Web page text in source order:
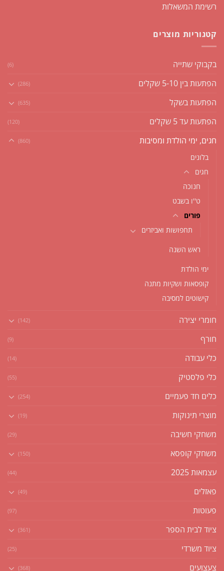
רשימת המשאלות
קטגוריות מוצרים
בקבוקי שתייה (6)
הפתעות בין 5-10 שקלים (286)
הפתעות בשקל (635)
הפתעות עד 5 שקלים (120)
חגים, ימי הולדת ומסיבות (860)
בלונים
חגים
חנוכה
ט''ו בשבט
פורים
תחפושות ואביזרים
ראש השנה
ימי הולדת
קופסאות ושקיות מתנה
קישוטים למסיבה
חומרי יצירה (142)
חורף (9)
כלי עבודה (14)
כלי פלסטיק (55)
כלים חד פעמיים (254)
מוצרי תינוקות (19)
משחקי חשיבה (29)
משחקי קופסא (150)
עצמאות 2025 (44)
פאזלים (49)
פעוטות (97)
ציוד לבית הספר (361)
ציוד משרדי (25)
צעצועים (368)